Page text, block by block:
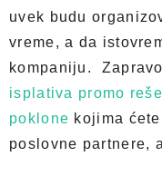
uvek budu
vreme, a da
kompaniju.
isplativa promo
poklone kojima
poslovne partnere,